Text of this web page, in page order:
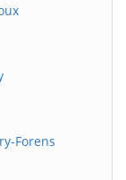
Forens